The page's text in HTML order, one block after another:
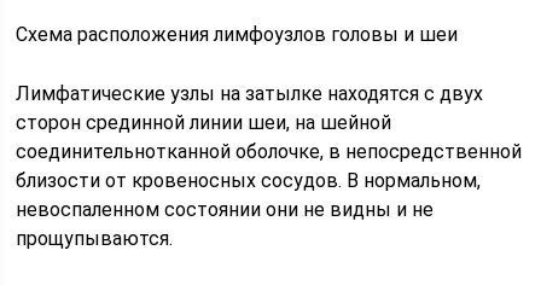
Схема расположения лимфоузлов головы и шеи
Лимфатические узлы на затылке находятся с двух
сторон срединной линии шеи, на шейной
соединительнотканной оболочке, в непосредственной
близости от кровеносных сосудов. В нормальном,
невоспаленном состоянии они не видны и не
прощупываются.